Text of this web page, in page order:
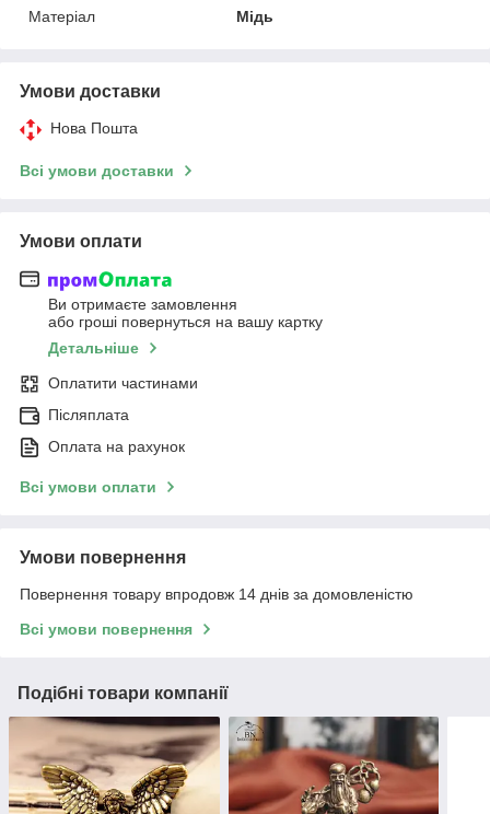
Матеріал
Мідь
Умови доставки
Нова Пошта
Всі умови доставки
Умови оплати
Ви отримаєте замовлення
або гроші повернуться на вашу картку
Детальніше
Оплатити частинами
Післяплата
Оплата на рахунок
Всі умови оплати
Умови повернення
Повернення товару впродовж 14 днів за домовленістю
Всі умови повернення
Подібні товари компанії